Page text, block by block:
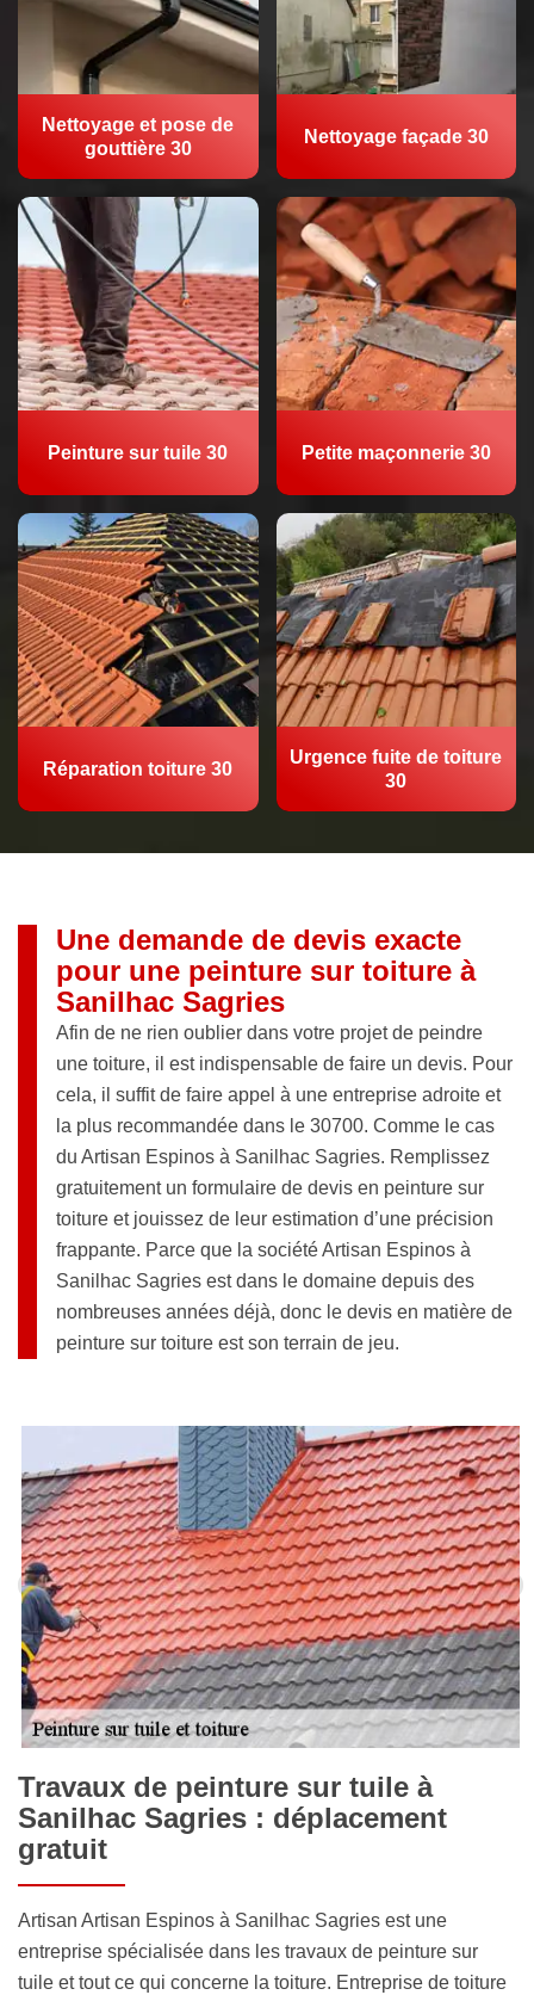
Nettoyage et pose de
gouttière 30
Nettoyage façade 30
Peinture sur tuile 30 Petite maçonnerie 30
Réparation toiture 30
Urgence fuite de toiture
30
Une demande de devis exacte
pour une peinture sur toiture à
Sanilhac Sagries
Afin de ne rien oublier dans votre projet de peindre
une toiture, il est indispensable de faire un devis. Pour
cela, il suffit de faire appel à une entreprise adroite et
la plus recommandée dans le 30700. Comme le cas
du Artisan Espinos à Sanilhac Sagries. Remplissez
gratuitement un formulaire de devis en peinture sur
toiture et jouissez de leur estimation d’une précision
frappante. Parce que la société Artisan Espinos à
Sanilhac Sagries est dans le domaine depuis des
nombreuses années déjà, donc le devis en matière de
peinture sur toiture est son terrain de jeu.
Travaux de peinture sur tuile à
Sanilhac Sagries : déplacement
gratuit
Artisan Artisan Espinos à Sanilhac Sagries est une
entreprise spécialisée dans les travaux de peinture sur
tuile et tout ce qui concerne la toiture. Entreprise de toiture